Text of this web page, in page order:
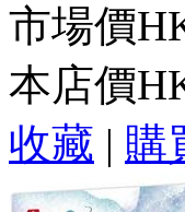
市場價
本店價
收藏 | 購